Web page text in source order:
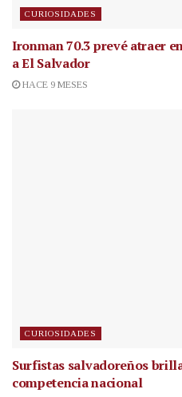
CURIOSIDADES
Ironman 70.3 prevé atraer
a El Salvador
HACE 9 MESES
CURIOSIDADES
Surfistas salvadoreños
competencia nacional